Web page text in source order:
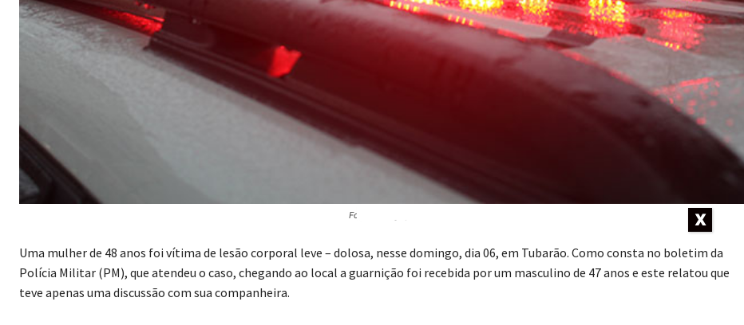
Foto: Divulgação
Uma mulher de 48 anos foi vítima de lesão corporal leve – dolosa, nesse domingo, dia 06, em Tubarão. Como consta no boletim da
Polícia Militar (PM), que atendeu o caso, chegando ao local a guarnição foi recebida por um masculino de 47 anos e este relatou que
teve apenas uma discussão com sua companheira.
X